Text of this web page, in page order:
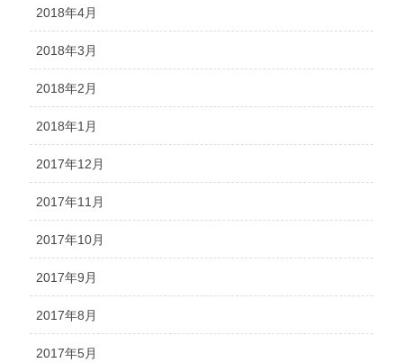
2018年4月
2018年3月
2018年2月
2018年1月
2017年12月
2017年11月
2017年10月
2017年9月
2017年8月
2017年5月